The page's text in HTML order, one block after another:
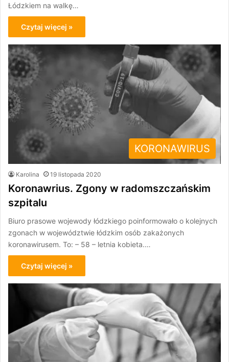
Łódzkiem na walkę…
Czytaj więcej »
KORONAWIRUS
Karolina 19 listopada 2020
Koronawrius. Zgony w radomszczańskim
szpitalu
Biuro prasowe wojewody łódzkiego poinformowało o kolejnych
zgonach w województwie łódzkim osób zakażonych
koronawirusem. To: – 58 – letnia kobieta.…
Czytaj więcej »